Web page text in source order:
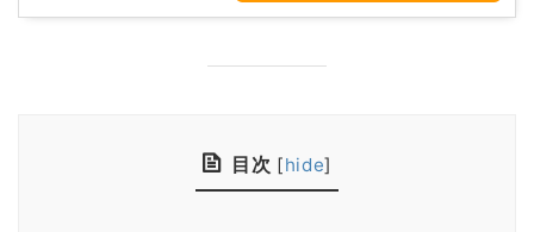
目次 [hide]